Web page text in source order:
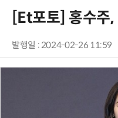
[Et포토] 홍수주
발행일 : 2024-02-26 11:59